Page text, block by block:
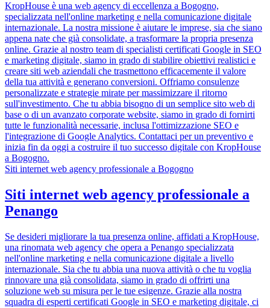
KropHouse è una web agency di eccellenza a Bogogno,
specializzata nell'online marketing e nella comunicazione digitale
internazionale. La nostra missione è aiutare le imprese, sia che siano
appena nate che già consolidate, a trasformare la propria presenza
online. Grazie al nostro team di specialisti certificati Google in SEO
e marketing digitale, siamo in grado di stabilire obiettivi realistici e
creare siti web aziendali che trasmettono efficacemente il valore
della tua attività e generano conversioni. Offriamo consulenze
personalizzate e strategie mirate per massimizzare il ritorno
sull'investimento. Che tu abbia bisogno di un semplice sito web di
base o di un avanzato corporate website, siamo in grado di fornirti
tutte le funzionalità necessarie, inclusa l'ottimizzazione SEO e
l'integrazione di Google Analytics. Contattaci per un preventivo e
inizia fin da oggi a costruire il tuo successo digitale con KropHouse
a Bogogno.
Siti internet web agency professionale a Bogogno
Siti internet web agency professionale a
Penango
Se desideri migliorare la tua presenza online, affidati a KropHouse,
una rinomata web agency che opera a Penango specializzata
nell'online marketing e nella comunicazione digitale a livello
internazionale. Sia che tu abbia una nuova attività o che tu voglia
rinnovare una già consolidata, siamo in grado di offrirti una
soluzione web su misura per le tue esigenze. Grazie alla nostra
squadra di esperti certificati Google in SEO e marketing digitale, ci